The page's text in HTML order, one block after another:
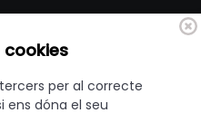
per al correcte
ens dóna el seu